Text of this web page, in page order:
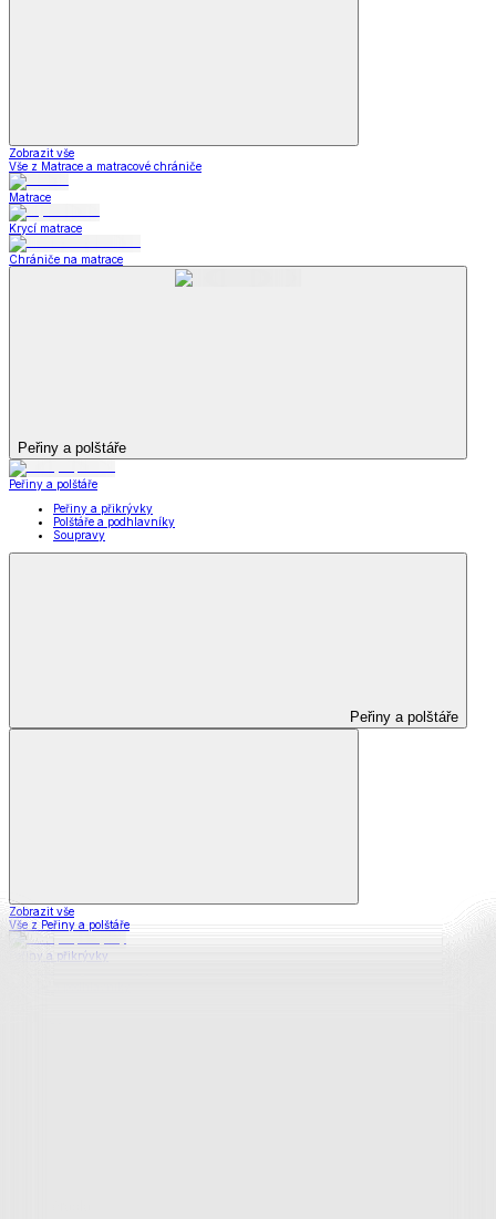
Zobrazit vše
Vše z Matrace a matracové chrániče
Matrace
Krycí matrace
Chrániče na matrace
Peřiny a polštáře
Peřiny a polštáře
Peřiny a přikrývky
Polštáře a podhlavníky
Soupravy
Peřiny a polštáře
Zobrazit vše
Vše z Peřiny a polštáře
Peřiny a přikrývky